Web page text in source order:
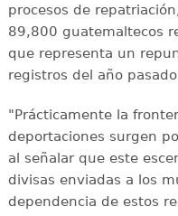
procesos de
89,800 guatemaltecos
que representa un
registros del año
"Prácticamente la
deportaciones surgen
al señalar que este
divisas enviadas a los
dependencia de estos